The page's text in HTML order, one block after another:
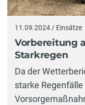
11.09.2024 / Einsätze
Vorbereitung
Starkregen
Da der
starke